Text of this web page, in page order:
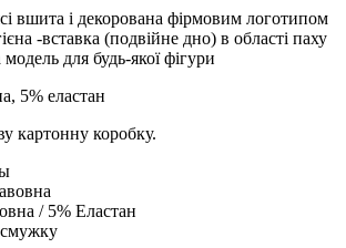
вшита і декорована фірмовим логотипом
-вставка (подвійне дно) в області паху
модель для будь-якої фігури
5% еластан
картонну коробку.
/ 5% Еластан